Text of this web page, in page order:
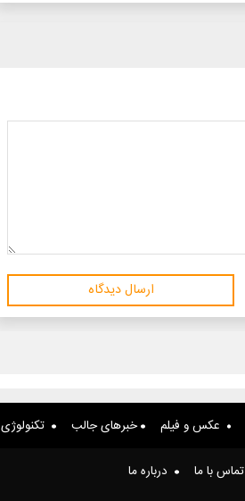
ارسال دیدگاه
عکس و فیلم خبرهای جالب تکنولوژی
تماس با ما درباره ما